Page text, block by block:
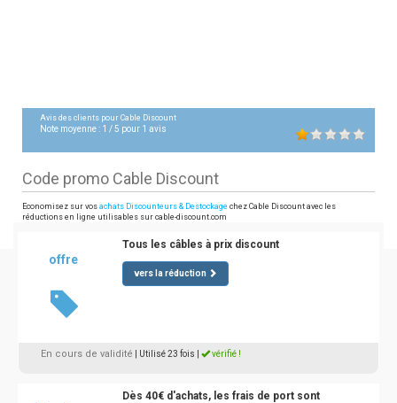
Avis des clients pour Cable Discount
Note moyenne : 1 /5 pour 1 avis
Code promo Cable Discount
Economisez sur vos achats Discounteurs & Destockage chez Cable Discount avec les
réductions en ligne utilisables sur cable-discount.com
offre
Tous les câbles à prix discount
vers la réduction
En cours de validité | Utilisé 23 fois vérifié !
Dès 40€ d'achats, les frais de port sont